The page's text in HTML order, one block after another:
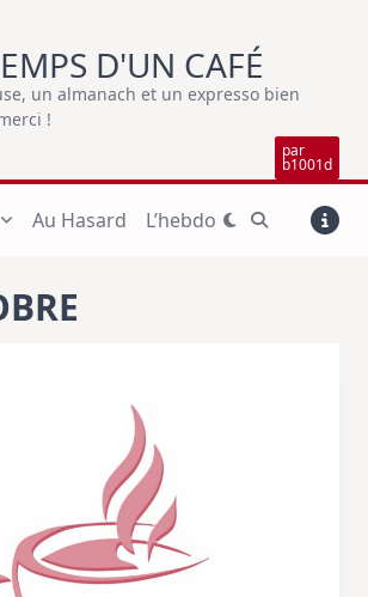
D'UN CAFÉ
un almanach et un expresso bien
!
par
b1001d
Au Hasard L’hebdo